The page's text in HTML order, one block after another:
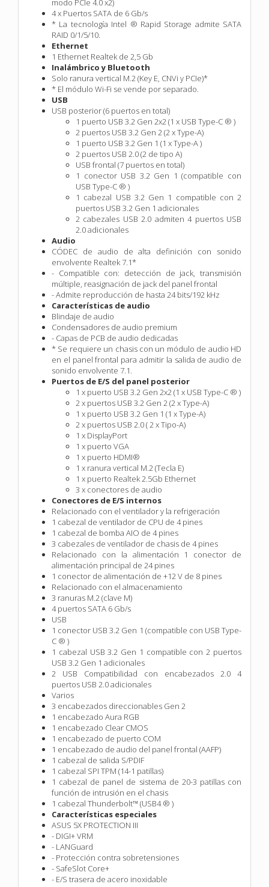
modo PCIe 4.0 x2)
4 x Puertos SATA de 6 Gb/s
* La tecnología Intel ® Rapid Storage admite SATA
RAID 0/1/5/10.
Ethernet
1 Ethernet Realtek de 2,5 Gb
Inalámbrico y Bluetooth
Solo ranura vertical M.2 (Key E, CNVi y PCIe)*
* El módulo Wi-Fi se vende por separado.
USB
USB posterior (6 puertos en total)
1 puerto USB 3.2 Gen 2x2 (1 x USB Type-C ® )
2 puertos USB 3.2 Gen 2 (2 x Type-A)
1 puerto USB 3.2 Gen 1 (1 x Type-A )
2 puertos USB 2.0 (2 de tipo A)
USB frontal (7 puertos en total)
1 conector USB 3.2 Gen 1 (compatible con
USB Type-C ® )
1 cabezal USB 3.2 Gen 1 compatible con 2
puertos USB 3.2 Gen 1 adicionales
2 cabezales USB 2.0 admiten 4 puertos USB
2.0 adicionales
Audio
CÓDEC de audio de alta definición con sonido
envolvente Realtek 7.1*
- Compatible con: detección de jack, transmisión
múltiple, reasignación de jack del panel frontal
- Admite reproducción de hasta 24 bits/192 kHz
Características de audio
Blindaje de audio
Condensadores de audio premium
- Capas de PCB de audio dedicadas
* Se requiere un chasis con un módulo de audio HD
en el panel frontal para admitir la salida de audio de
sonido envolvente 7.1.
Puertos de E/S del panel posterior
1 x puerto USB 3.2 Gen 2x2 (1 x USB Type-C ® )
2 x puertos USB 3.2 Gen 2 (2 x Type-A)
1 x puerto USB 3.2 Gen 1 (1 x Type-A)
2 x puertos USB 2.0 ( 2 x Tipo-A)
1 x DisplayPort
1 x puerto VGA
1 x puerto HDMI®
1 x ranura vertical M.2 (Tecla E)
1 x puerto Realtek 2.5Gb Ethernet
3 x conectores de audio
Conectores de E/S internos
Relacionado con el ventilador y la refrigeración
1 cabezal de ventilador de CPU de 4 pines
1 cabezal de bomba AIO de 4 pines
3 cabezales de ventilador de chasis de 4 pines
Relacionado con la alimentación 1 conector de
alimentación principal de 24 pines
1 conector de alimentación de +12 V de 8 pines
Relacionado con el almacenamiento
3 ranuras M.2 (clave M)
4 puertos SATA 6 Gb/s
USB
1 conector USB 3.2 Gen 1 (compatible con USB Type-
C ® )
1 cabezal USB 3.2 Gen 1 compatible con 2 puertos
USB 3.2 Gen 1 adicionales
2 USB Compatibilidad con encabezados 2.0 4
puertos USB 2.0 adicionales
Varios
3 encabezados direccionables Gen 2
1 encabezado Aura RGB
1 encabezado Clear CMOS
1 encabezado de puerto COM
1 encabezado de audio del panel frontal (AAFP)
1 cabezal de salida S/PDIF
1 cabezal SPI TPM (14-1 patillas)
1 cabezal de panel de sistema de 20-3 patillas con
función de intrusión en el chasis
1 cabezal Thunderbolt™ (USB4 ® )
Características especiales
ASUS 5X PROTECTION III
- DIGI+ VRM
- LANGuard
- Protección contra sobretensiones
- SafeSlot Core+
- E/S trasera de acero inoxidable